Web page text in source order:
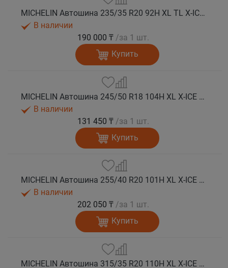
MICHELIN Автошина 235/35 R20 92H XL TL X-ICE SNOW зима
В наличии
190 000 ₸ /за 1 шт.
Купить
MICHELIN Автошина 245/50 R18 104H XL X-ICE SNOW зима
В наличии
131 450 ₸ /за 1 шт.
Купить
MICHELIN Автошина 255/40 R20 101H XL X-ICE SNOW зима
В наличии
202 050 ₸ /за 1 шт.
Купить
MICHELIN Автошина 315/35 R20 110H XL X-ICE SNOW зима